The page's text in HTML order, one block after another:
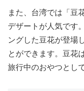
また、台湾では「豆
デザートが人気です
ングした豆花が登場
とができます。豆花
旅行中のおやつとし